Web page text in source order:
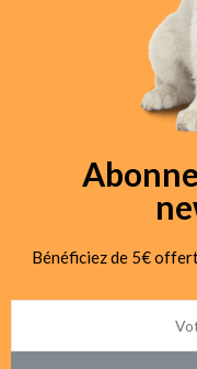
Bénéficiez de 5€